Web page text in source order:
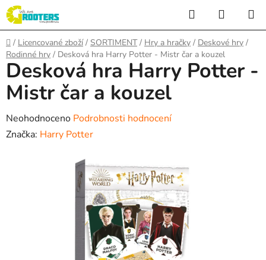
Přejít
na
obsah
Hledat
KOŠÍK
Domů
/ Licencované zboží / SORTIMENT / Hry a hračky / Deskové hry /
Rodinné hry / Desková hra Harry Potter - Mistr čar a kouzel
Desková hra Harry Potter -
Mistr čar a kouzel
Průměrné
hodnocení
Neohodnoceno Podrobnosti hodnocení
Značka: Harry Potter